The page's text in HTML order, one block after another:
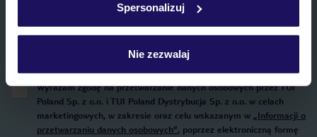
Spersonalizuj
Nie zezwalaj
Wyrażam zgodę na przetwarzanie danych osobowych przez TUI
Poland Sp. z o.o. i TUI Poland Dystrybucja Sp. z o.o. w celach
marketingowych, w zakresie oraz celu wskazanym w „Informacji o
przetwarzaniu danych osobowych”, poprzez elektroniczną formę